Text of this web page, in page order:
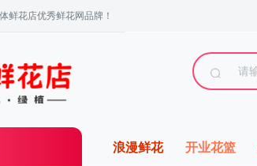
鲜花店优秀鲜花网品牌！
浪漫鲜花 开业花篮